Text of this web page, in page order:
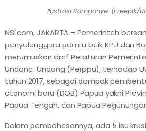
Ilustrasi Kampanye. (Freepik/
NSI.com, JAKARTA – Pemerintah
penyelenggara pemilu baik KPU dan
merumuskan draf Peraturan
Undang-Undang (Perppu), terhadap
tahun 2017, sebagai dampak
otonomi baru (DOB) Papua yakni
Papua Tengah, dan Papua
Dalam pembahasannya, ada 5 isu